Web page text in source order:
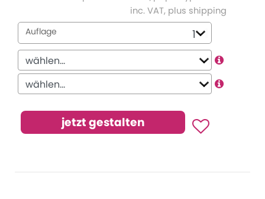
inc. VAT, plus shipping
Auflage